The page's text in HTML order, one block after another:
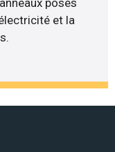
posés
et la